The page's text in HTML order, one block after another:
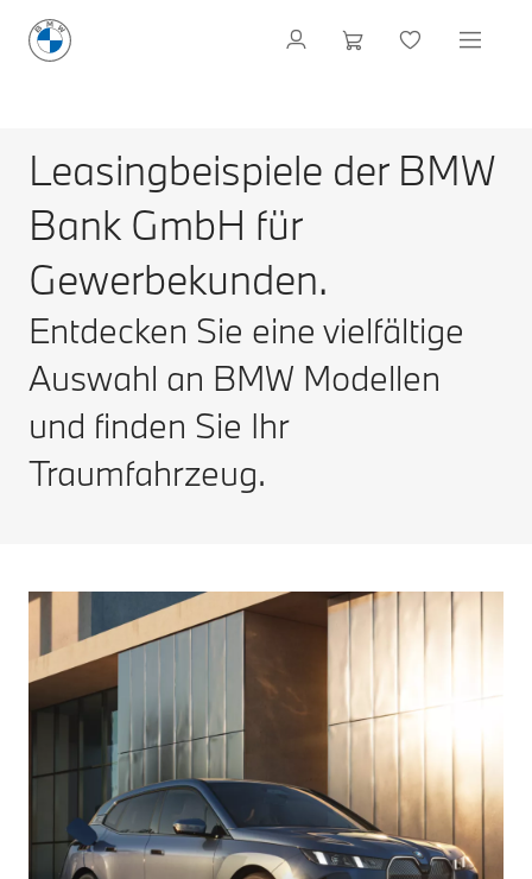
Leasingbeispiele der BMW
Bank GmbH für
Gewerbekunden.
Entdecken Sie eine vielfältige
Auswahl an BMW Modellen
und finden Sie Ihr
Traumfahrzeug.